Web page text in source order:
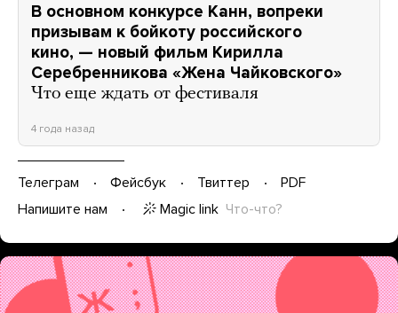
В основном конкурсе Канн, вопреки
призывам к бойкоту российского
кино, — новый фильм Кирилла
Серебренникова «Жена Чайковского»
Что еще ждать от фестиваля
4 года назад
Телеграм Фейсбук Твиттер
PDF
Напишите нам
Magic link Что-что?